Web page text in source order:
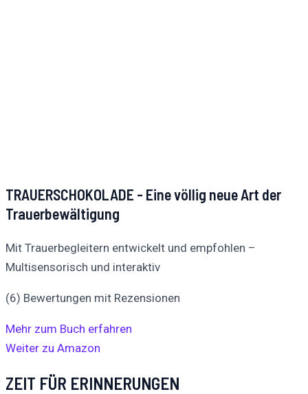
TRAUERSCHOKOLADE - Eine völlig neue Art der
Trauerbewältigung
Mit Trauerbegleitern entwickelt und empfohlen –
Multisensorisch und interaktiv
(6) Bewertungen mit Rezensionen
Mehr zum Buch erfahren
Weiter zu Amazon
ZEIT FÜR ERINNERUNGEN